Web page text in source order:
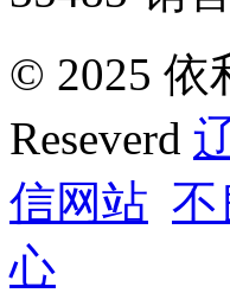
© 2025 依
Reseverd
信网站 不
心